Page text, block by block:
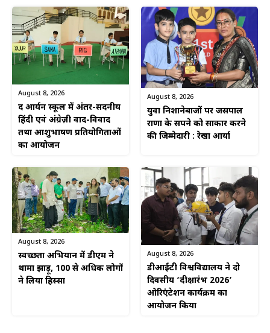
August 8, 2026
द आर्यन स्कूल में अंतर-सदनीय
हिंदी एवं अंग्रेज़ी वाद-विवाद
तथा आशुभाषण प्रतियोगिताओं
का आयोजन
August 8, 2026
युवा निशानेबाजों पर जसपाल
राणा के सपने को साकार करने
की जिम्मेदारी : रेखा आर्या
August 8, 2026
स्वच्छता अभियान में डीएम ने
थामा झाड़ू, 100 से अधिक लोगों
ने लिया हिस्सा
August 8, 2026
डीआईटी विश्वविद्यालय ने दो
दिवसीय ‘दीक्षारंभ 2026’
ओरिएंटेशन कार्यक्रम का
आयोजन किया